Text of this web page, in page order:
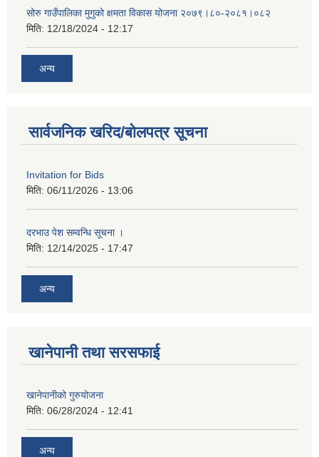
सोरु गाउँपालिका मुगुको क्षमता विकास योजना २०७९।८०-२०८१।०८२
मिति: 12/18/2024 - 12:17
अन्य
सार्वजनिक खरिद/बोलपत्र सूचना
Invitation for Bids
मिति: 06/11/2026 - 13:06
दरभाउ पेश सम्वन्धि सूचना ।
मिति: 12/14/2025 - 17:47
अन्य
खानेपानी तथा सरसफाई
खानेपानीको गुरुयोजना
मिति: 06/28/2024 - 12:41
अन्य